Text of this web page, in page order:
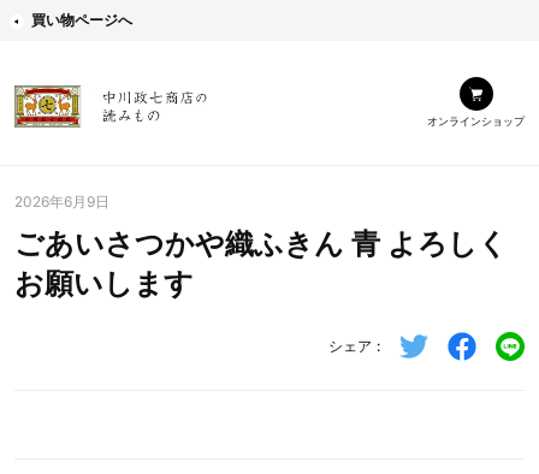
買い物ページへ
オンラインショップ
2026年6月9日
ごあいさつかや織ふきん 青 よろしく
お願いします
シェア